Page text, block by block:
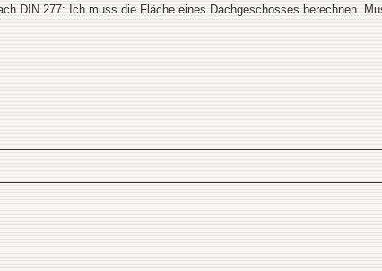
DIN 277: Ich muss die Fläche eines Dachgeschosses berechnen.